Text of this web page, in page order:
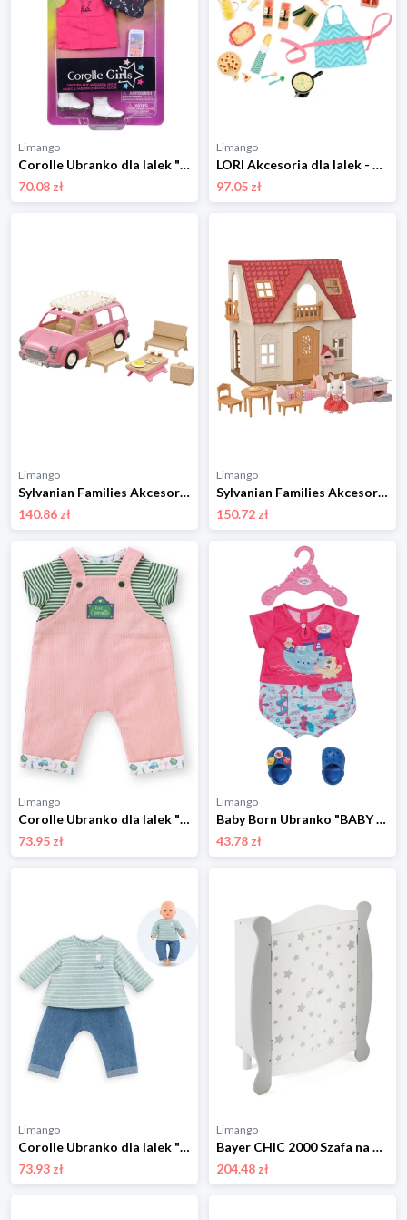
Limango
Corolle Ubranko dla lalek "Corolle Musik & Fashion" - 4+ rozmiar: onesize
70.08 zł
Limango
LORI Akcesoria dla lalek - 3+ rozmiar: onesize
97.05 zł
Limango
Sylvanian Families Akcesoria dla lalek "Family car with picnic supplies" - 3+ rozmiar: onesize
140.86 zł
Limango
Sylvanian Families Akcesoria dla lalek "Starter home" - 3+ rozmiar: onesize
150.72 zł
Limango
Corolle Ubranko dla lalek "Paris" - 2+ rozmiar: onesize
73.95 zł
Limango
Baby Born Ubranko "BABY born Bath Pyjamas & Clogs" dla lalek - 3+ rozmiar: onesize
43.78 zł
Limango
Corolle Ubranko dla lalek "Loire" - 2+ rozmiar: onesize
73.93 zł
Limango
Bayer CHIC 2000 Szafa na ubranka dla lalek - 3+ rozmiar: onesize
204.48 zł